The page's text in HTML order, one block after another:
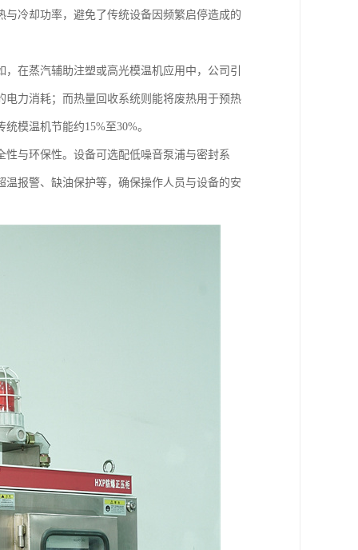
冷却功率，避免了传统设备因频繁启停造成的
在蒸汽辅助注塑或高光模温机应用中，公司引
力消耗；而热量回收系统则能将废热用于预热
模温机节能约15%至30%。
与环保性。设备可选配低噪音泵浦与密封系
报警、缺油保护等，确保操作人员与设备的安